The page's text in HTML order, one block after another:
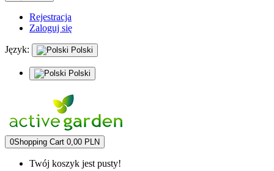
Rejestracja
Zaloguj się
Język: Polski
Polski
0Shopping Cart 0,00 PLN
Twój koszyk jest pusty!